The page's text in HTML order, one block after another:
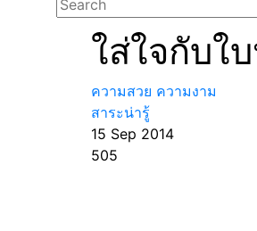
ใส่ใจกับใ
ความสวย ความงาม
สาระน่ารู้
15 Sep 2014
505